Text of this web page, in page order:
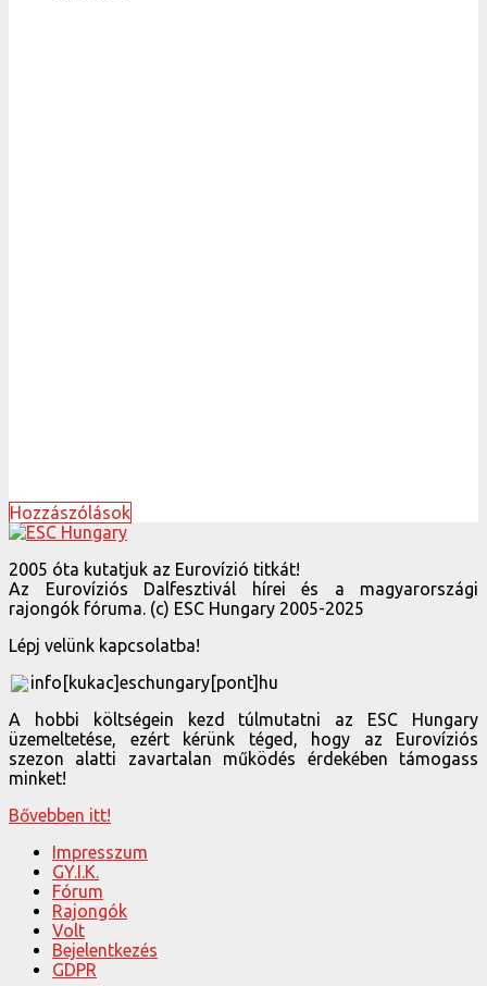
Hozzászólások
2005 óta kutatjuk az Eurovízió titkát!
Az Eurovíziós Dalfesztivál hírei és a magyarországi
rajongók fóruma. (c) ESC Hungary 2005-2025
Lépj velünk kapcsolatba!
info[kukac]eschungary[pont]hu
A hobbi költségein kezd túlmutatni az ESC Hungary
üzemeltetése, ezért kérünk téged, hogy az Eurovíziós
szezon alatti zavartalan működés érdekében támogass
minket!
Bővebben itt!
Impresszum
GY.I.K.
Fórum
Rajongók
Volt
Bejelentkezés
GDPR